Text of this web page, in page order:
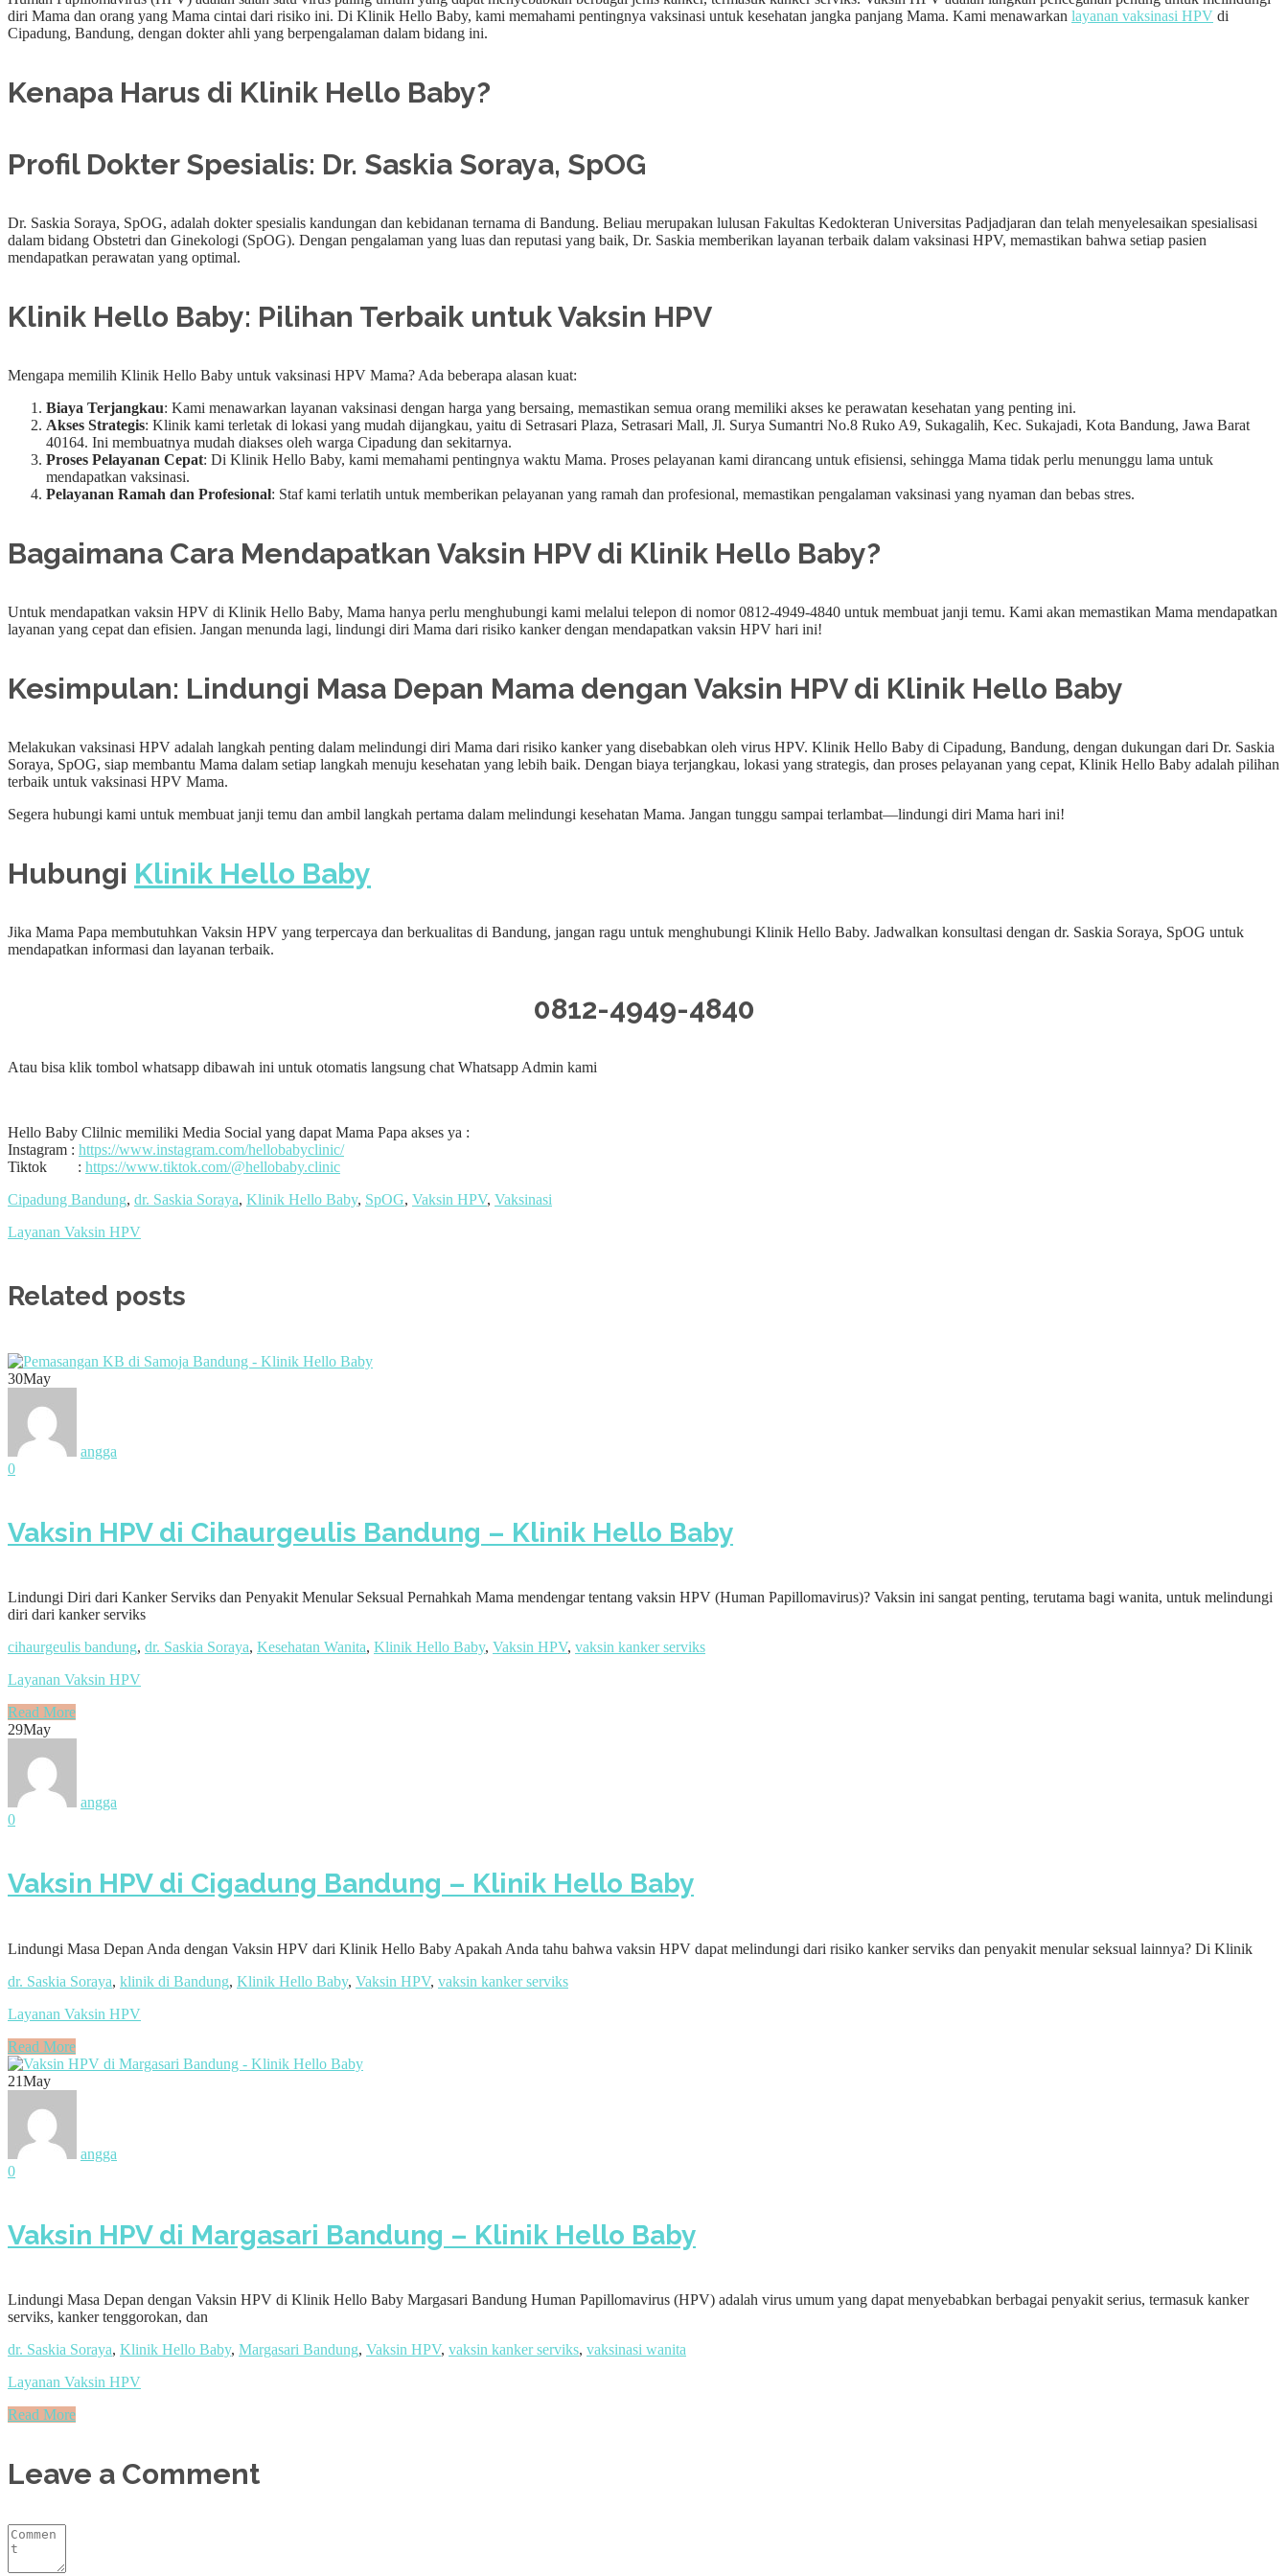
diri Mama dan orang yang Mama cintai dari risiko ini. Di Klinik Hello Baby, kami memahami pentingnya vaksinasi untuk kesehatan jangka panjang Mama. Kami menawarkan layanan vaksinasi HPV di
Cipadung, Bandung, dengan dokter ahli yang berpengalaman dalam bidang ini.
Kenapa Harus di Klinik Hello Baby?
Profil Dokter Spesialis: Dr. Saskia Soraya, SpOG
Dr. Saskia Soraya, SpOG, adalah dokter spesialis kandungan dan kebidanan ternama di Bandung. Beliau merupakan lulusan Fakultas Kedokteran Universitas Padjadjaran dan telah menyelesaikan spesialisasi
dalam bidang Obstetri dan Ginekologi (SpOG). Dengan pengalaman yang luas dan reputasi yang baik, Dr. Saskia memberikan layanan terbaik dalam vaksinasi HPV, memastikan bahwa setiap pasien
mendapatkan perawatan yang optimal.
Klinik Hello Baby: Pilihan Terbaik untuk Vaksin HPV
Mengapa memilih Klinik Hello Baby untuk vaksinasi HPV Mama? Ada beberapa alasan kuat:
Biaya Terjangkau: Kami menawarkan layanan vaksinasi dengan harga yang bersaing, memastikan semua orang memiliki akses ke perawatan kesehatan yang penting ini.
Akses Strategis: Klinik kami terletak di lokasi yang mudah dijangkau, yaitu di Setrasari Plaza, Setrasari Mall, Jl. Surya Sumantri No.8 Ruko A9, Sukagalih, Kec. Sukajadi, Kota Bandung, Jawa Barat
40164. Ini membuatnya mudah diakses oleh warga Cipadung dan sekitarnya.
Proses Pelayanan Cepat: Di Klinik Hello Baby, kami memahami pentingnya waktu Mama. Proses pelayanan kami dirancang untuk efisiensi, sehingga Mama tidak perlu menunggu lama untuk
mendapatkan vaksinasi.
Pelayanan Ramah dan Profesional: Staf kami terlatih untuk memberikan pelayanan yang ramah dan profesional, memastikan pengalaman vaksinasi yang nyaman dan bebas stres.
Bagaimana Cara Mendapatkan Vaksin HPV di Klinik Hello Baby?
Untuk mendapatkan vaksin HPV di Klinik Hello Baby, Mama hanya perlu menghubungi kami melalui telepon di nomor 0812-4949-4840 untuk membuat janji temu. Kami akan memastikan Mama mendapatkan
layanan yang cepat dan efisien. Jangan menunda lagi, lindungi diri Mama dari risiko kanker dengan mendapatkan vaksin HPV hari ini!
Kesimpulan: Lindungi Masa Depan Mama dengan Vaksin HPV di Klinik Hello Baby
Melakukan vaksinasi HPV adalah langkah penting dalam melindungi diri Mama dari risiko kanker yang disebabkan oleh virus HPV. Klinik Hello Baby di Cipadung, Bandung, dengan dukungan dari Dr. Saskia
Soraya, SpOG, siap membantu Mama dalam setiap langkah menuju kesehatan yang lebih baik. Dengan biaya terjangkau, lokasi yang strategis, dan proses pelayanan yang cepat, Klinik Hello Baby adalah pilihan
terbaik untuk vaksinasi HPV Mama.
Segera hubungi kami untuk membuat janji temu dan ambil langkah pertama dalam melindungi kesehatan Mama. Jangan tunggu sampai terlambat—lindungi diri Mama hari ini!
Hubungi Klinik Hello Baby
Jika Mama Papa membutuhkan Vaksin HPV yang terpercaya dan berkualitas di Bandung, jangan ragu untuk menghubungi Klinik Hello Baby. Jadwalkan konsultasi dengan dr. Saskia Soraya, SpOG untuk
mendapatkan informasi dan layanan terbaik.
0812-4949-4840
Atau bisa klik tombol whatsapp dibawah ini untuk otomatis langsung chat Whatsapp Admin kami
Hello Baby Clilnic memiliki Media Social yang dapat Mama Papa akses ya :
Instagram : https://www.instagram.com/hellobabyclinic/
Tiktok : https://www.tiktok.com/@hellobaby.clinic
Cipadung Bandung, dr. Saskia Soraya, Klinik Hello Baby, SpOG, Vaksin HPV, Vaksinasi
Layanan Vaksin HPV
Related posts
30May
angga
0
Vaksin HPV di Cihaurgeulis Bandung – Klinik Hello Baby
Lindungi Diri dari Kanker Serviks dan Penyakit Menular Seksual Pernahkah Mama mendengar tentang vaksin HPV (Human Papillomavirus)? Vaksin ini sangat penting, terutama bagi wanita, untuk melindungi
diri dari kanker serviks
cihaurgeulis bandung, dr. Saskia Soraya, Kesehatan Wanita, Klinik Hello Baby, Vaksin HPV, vaksin kanker serviks
Layanan Vaksin HPV
Read More
29May
angga
0
Vaksin HPV di Cigadung Bandung – Klinik Hello Baby
Lindungi Masa Depan Anda dengan Vaksin HPV dari Klinik Hello Baby Apakah Anda tahu bahwa vaksin HPV dapat melindungi dari risiko kanker serviks dan penyakit menular seksual lainnya? Di Klinik
dr. Saskia Soraya, klinik di Bandung, Klinik Hello Baby, Vaksin HPV, vaksin kanker serviks
Layanan Vaksin HPV
Read More
21May
angga
0
Vaksin HPV di Margasari Bandung – Klinik Hello Baby
Lindungi Masa Depan dengan Vaksin HPV di Klinik Hello Baby Margasari Bandung Human Papillomavirus (HPV) adalah virus umum yang dapat menyebabkan berbagai penyakit serius, termasuk kanker
serviks, kanker tenggorokan, dan
dr. Saskia Soraya, Klinik Hello Baby, Margasari Bandung, Vaksin HPV, vaksin kanker serviks, vaksinasi wanita
Layanan Vaksin HPV
Read More
Leave a Comment